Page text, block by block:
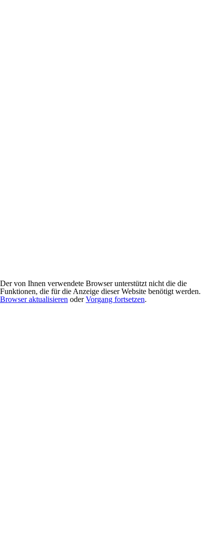
Der von Ihnen verwendete Browser unterstützt nicht die die
Funktionen, die für die Anzeige dieser Website benötigt werden.
Browser aktualisieren oderVorgang fortsetzen.